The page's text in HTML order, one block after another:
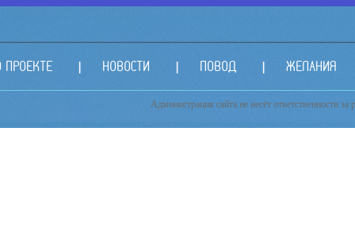
ПРОЕКТЕ НОВОСТИ ПОВОД ЖЕЛАНИЯ
Администрация сайта не несёт ответственности